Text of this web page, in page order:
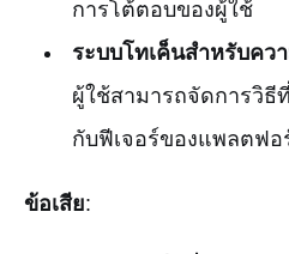
การโต้ตอบของผู้ใช้
ระบบโทเค็นสำหรับคว
ผู้ใช้สามารถจัดการวิธี
กับฟีเจอร์ของแพลตฟอ
ข้อเสีย: